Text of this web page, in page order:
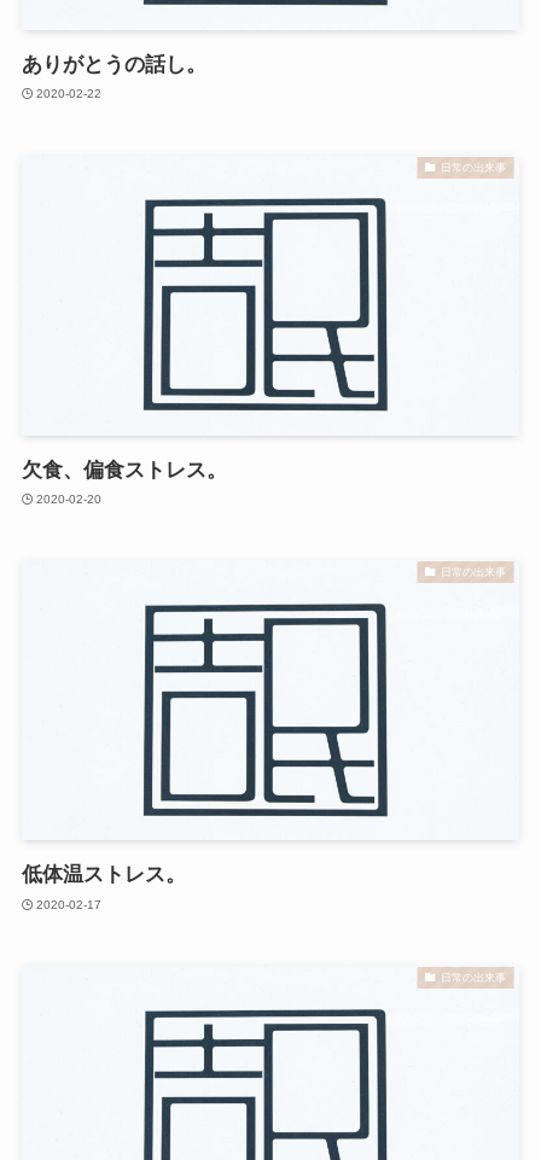
ありがとうの話し。
2020-02-22
日常の出来事
欠食、偏食ストレス。
2020-02-20
日常の出来事
低体温ストレス。
2020-02-17
日常の出来事